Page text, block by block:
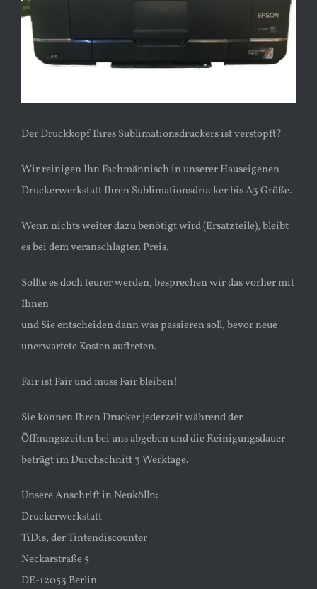
Der Druckkopf Ihres Sublimationsdruckers ist verstopft?
Wir reinigen Ihn Fachmännisch in unserer Hauseigenen
Druckerwerkstatt Ihren Sublimationsdrucker bis A3 Größe.
Wenn nichts weiter dazu benötigt wird (Ersatzteile), bleibt
es bei dem veranschlagten Preis.
Sollte es doch teurer werden, besprechen wir das vorher mit
Ihnen
und Sie entscheiden dann was passieren soll, bevor neue
unerwartete Kosten auftreten.
Fair ist Fair und muss Fair bleiben!
Sie können Ihren Drucker jederzeit während der
Öffnungszeiten bei uns abgeben und die Reinigungsdauer
beträgt im Durchschnitt 3 Werktage.
Unsere Anschrift in Neukölln:
Druckerwerkstatt
TiDis, der Tintendiscounter
Neckarstraße 5
DE-12053 Berlin